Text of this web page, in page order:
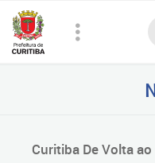
Curitiba De Volta